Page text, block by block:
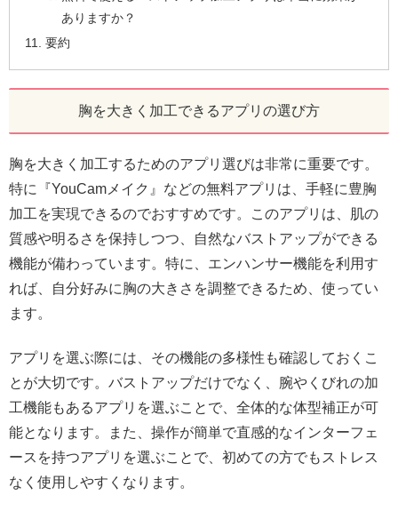
ありますか？
要約
胸を大きく加工できるアプリの選び方
胸を大きく加工するためのアプリ選びは非常に重要です。
特に『YouCamメイク』などの無料アプリは、手軽に豊胸
加工を実現できるのでおすすめです。このアプリは、肌の
質感や明るさを保持しつつ、自然なバストアップができる
機能が備わっています。特に、エンハンサー機能を利用す
れば、自分好みに胸の大きさを調整できるため、使ってい
ます。
アプリを選ぶ際には、その機能の多様性も確認しておくこ
とが大切です。バストアップだけでなく、腕やくびれの加
工機能もあるアプリを選ぶことで、全体的な体型補正が可
能となります。また、操作が簡単で直感的なインターフェ
ースを持つアプリを選ぶことで、初めての方でもストレス
なく使用しやすくなります。